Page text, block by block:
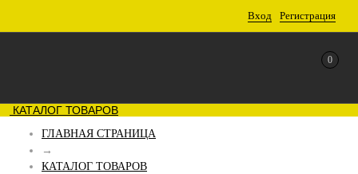
Вход Регистрация
0
КАТАЛОГ ТОВАРОВ
ГЛАВНАЯ СТРАНИЦА
→
КАТАЛОГ ТОВАРОВ